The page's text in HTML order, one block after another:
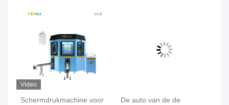
Video
Schermdrukmachine voor
De auto van de de